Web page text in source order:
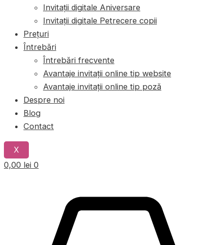
Invitații digitale Aniversare
Invitații digitale Petrecere copii
Prețuri
Întrebări
Întrebări frecvente
Avantaje invitații online tip website
Avantaje invitații online tip poză
Despre noi
Blog
Contact
X
0,00 lei 0